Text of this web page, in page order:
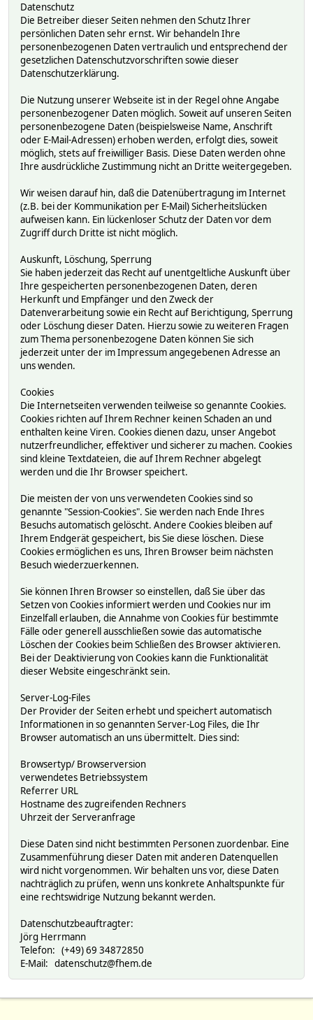
Datenschutz
Die Betreiber dieser Seiten nehmen den Schutz Ihrer
persönlichen Daten sehr ernst. Wir behandeln Ihre
personenbezogenen Daten vertraulich und entsprechend der
gesetzlichen Datenschutzvorschriften sowie dieser
Datenschutzerklärung.
Die Nutzung unserer Webseite ist in der Regel ohne Angabe
personenbezogener Daten möglich. Soweit auf unseren Seiten
personenbezogene Daten (beispielsweise Name, Anschrift
oder E-Mail-Adressen) erhoben werden, erfolgt dies, soweit
möglich, stets auf freiwilliger Basis. Diese Daten werden ohne
Ihre ausdrückliche Zustimmung nicht an Dritte weitergegeben.
Wir weisen darauf hin, daß die Datenübertragung im Internet
(z.B. bei der Kommunikation per E-Mail) Sicherheitslücken
aufweisen kann. Ein lückenloser Schutz der Daten vor dem
Zugriff durch Dritte ist nicht möglich.
Auskunft, Löschung, Sperrung
Sie haben jederzeit das Recht auf unentgeltliche Auskunft über
Ihre gespeicherten personenbezogenen Daten, deren
Herkunft und Empfänger und den Zweck der
Datenverarbeitung sowie ein Recht auf Berichtigung, Sperrung
oder Löschung dieser Daten. Hierzu sowie zu weiteren Fragen
zum Thema personenbezogene Daten können Sie sich
jederzeit unter der im Impressum angegebenen Adresse an
uns wenden.
Cookies
Die Internetseiten verwenden teilweise so genannte Cookies.
Cookies richten auf Ihrem Rechner keinen Schaden an und
enthalten keine Viren. Cookies dienen dazu, unser Angebot
nutzerfreundlicher, effektiver und sicherer zu machen. Cookies
sind kleine Textdateien, die auf Ihrem Rechner abgelegt
werden und die Ihr Browser speichert.
Die meisten der von uns verwendeten Cookies sind so
genannte "Session-Cookies". Sie werden nach Ende Ihres
Besuchs automatisch gelöscht. Andere Cookies bleiben auf
Ihrem Endgerät gespeichert, bis Sie diese löschen. Diese
Cookies ermöglichen es uns, Ihren Browser beim nächsten
Besuch wiederzuerkennen.
Sie können Ihren Browser so einstellen, daß Sie über das
Setzen von Cookies informiert werden und Cookies nur im
Einzelfall erlauben, die Annahme von Cookies für bestimmte
Fälle oder generell ausschließen sowie das automatische
Löschen der Cookies beim Schließen des Browser aktivieren.
Bei der Deaktivierung von Cookies kann die Funktionalität
dieser Website eingeschränkt sein.
Server-Log-Files
Der Provider der Seiten erhebt und speichert automatisch
Informationen in so genannten Server-Log Files, die Ihr
Browser automatisch an uns übermittelt. Dies sind:
Browsertyp/ Browserversion
verwendetes Betriebssystem
Referrer URL
Hostname des zugreifenden Rechners
Uhrzeit der Serveranfrage
Diese Daten sind nicht bestimmten Personen zuordenbar. Eine
Zusammenführung dieser Daten mit anderen Datenquellen
wird nicht vorgenommen. Wir behalten uns vor, diese Daten
nachträglich zu prüfen, wenn uns konkrete Anhaltspunkte für
eine rechtswidrige Nutzung bekannt werden.
Datenschutzbeauftragter:
Jörg Herrmann
Telefon: (+49) 69 34872850
E-Mail: datenschutz@fhem.de